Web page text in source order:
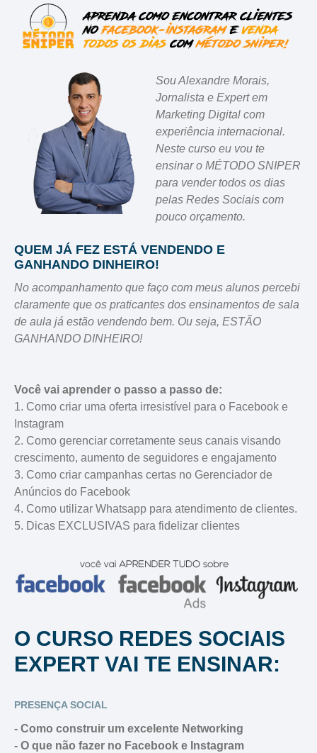
Sou Alexandre Morais,
Jornalista e Expert em
Marketing Digital com
experiência internacional.
Neste curso eu vou te
ensinar o MÉTODO SNIPER
para vender todos os dias
pelas Redes Sociais com
pouco orçamento.
QUEM JÁ FEZ ESTÁ VENDENDO E
GANHANDO DINHEIRO!
No acompanhamento que faço com meus alunos percebi
claramente que os praticantes dos ensinamentos de sala
de aula já estão vendendo bem. Ou seja, ESTÃO
GANHANDO DINHEIRO!
Você vai aprender o passo a passo de:
1. Como criar uma oferta irresistível para o Facebook e
Instagram
2. Como gerenciar corretamente seus canais visando
crescimento, aumento de seguidores e engajamento
3. Como criar campanhas certas no Gerenciador de
Anúncios do Facebook
4. Como utilizar Whatsapp para atendimento de clientes.
5. Dicas EXCLUSIVAS para fidelizar clientes
O CURSO REDES SOCIAIS
EXPERT VAI TE ENSINAR:
PRESENÇA SOCIAL
- Como construir um excelente Networking
- O que não fazer no Facebook e Instagram